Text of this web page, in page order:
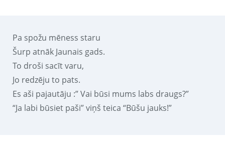
Pa spožu mēness staru
Šurp atnāk Jaunais gads.
To droši sacīt varu,
Jo redzēju to pats.
Es aši pajautāju :” Vai būsi mums labs draugs?”
“Ja labi būsiet paši” viņš teica “Būšu jauks!”